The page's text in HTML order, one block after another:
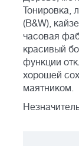
Тонировка,
(B&W),
часовая
красивый
функции
хорошей
маятником.